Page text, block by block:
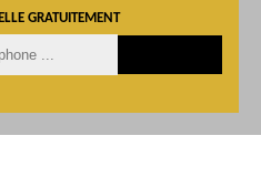
GRATUITEMENT